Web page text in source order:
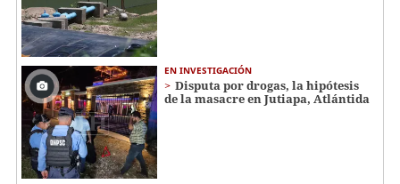
EN INVESTIGACIÓN
Disputa por drogas, la hipótesis
de la masacre en Jutiapa, Atlántida